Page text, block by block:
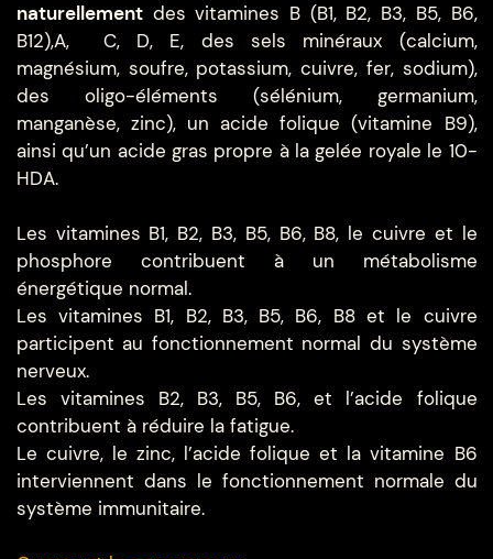
naturellementdes vitamines B (B1, B2, B3, B5, B6,
B12),A,
C, D, E, des sels minéraux (calcium,
magnésium, soufre, potassium, cuivre, fer, sodium),
des oligo-éléments (sélénium, germanium,
manganèse, zinc), un acide folique (vitamine B9),
ainsi qu’un acide gras propre à la gelée royale le 10-
HDA.
Les vitamines B1, B2, B3, B5, B6, B8, le cuivre et le
phosphore contribuent à un métabolisme
énergétique normal.
Les vitamines B1, B2, B3, B5, B6, B8 et le cuivre
participent au fonctionnement normal du système
nerveux.
Les vitamines B2, B3, B5, B6, et l’acide folique
contribuent à réduire la fatigue.
Le cuivre, le zinc, l’acide folique et la vitamine B6
interviennent dans le fonctionnement normale du
système immunitaire.